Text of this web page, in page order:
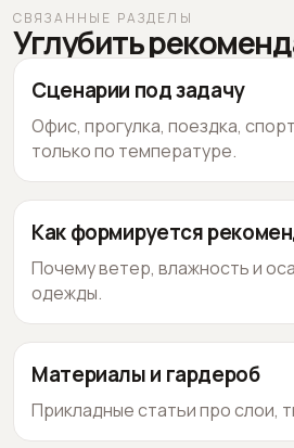
СВЯЗАННЫЕ РАЗДЕЛЫ
Углубить
Сценарии под задачу
Офис, прогулка, поездка,
только по температуре.
Как формируется
Почему ветер, влажность и
одежды.
Материалы и гардероб
Прикладные статьи про слои,